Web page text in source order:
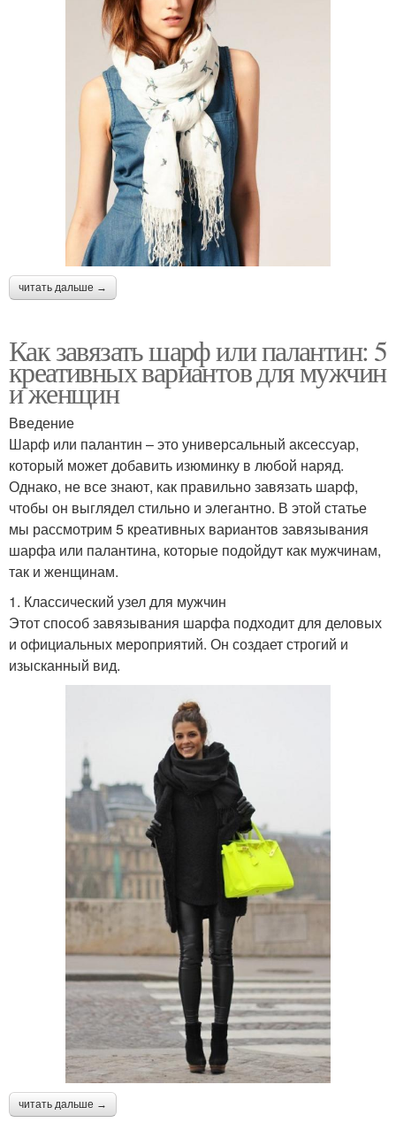
читать дальше →
Как завязать шарф или палантин: 5
креативных вариантов для мужчин
и женщин
Введение
Шарф или палантин – это универсальный аксессуар,
который может добавить изюминку в любой наряд.
Однако, не все знают, как правильно завязать шарф,
чтобы он выглядел стильно и элегантно. В этой статье
мы рассмотрим 5 креативных вариантов завязывания
шарфа или палантина, которые подойдут как мужчинам,
так и женщинам.
1. Классический узел для мужчин
Этот способ завязывания шарфа подходит для деловых
и официальных мероприятий. Он создает строгий и
изысканный вид.
читать дальше →